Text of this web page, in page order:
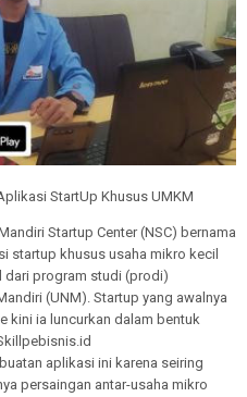
StartUp Khusus UMKM
Startup Center (NSC) bernama
startup khusus usaha mikro kecil
dari program studi (prodi)
(UNM). Startup yang awalnya
kini ia luncurkan dalam bentuk
aplikasi ini karena seiring
persaingan antar-usaha mikro